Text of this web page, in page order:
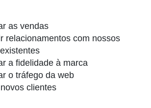
as vendas
relacionamentos com nossos
a fidelidade à marca
o tráfego da web
clientes